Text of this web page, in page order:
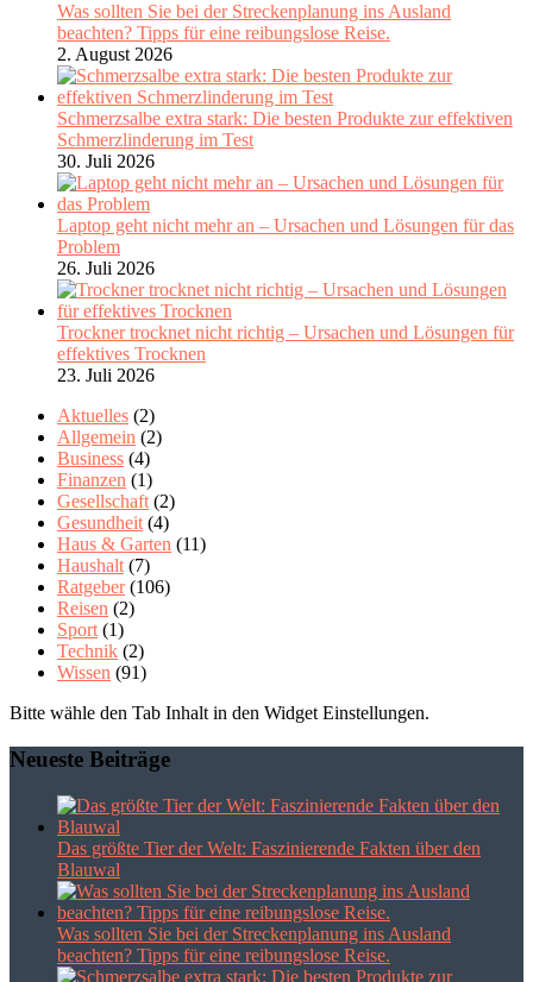
Was sollten Sie bei der Streckenplanung ins Ausland
beachten? Tipps für eine reibungslose Reise.
2. August 2026
Schmerzsalbe extra stark: Die besten Produkte zur effektiven
Schmerzlinderung im Test
30. Juli 2026
Laptop geht nicht mehr an – Ursachen und Lösungen für das
Problem
26. Juli 2026
Trockner trocknet nicht richtig – Ursachen und Lösungen für
effektives Trocknen
23. Juli 2026
Aktuelles (2)
Allgemein (2)
Business (4)
Finanzen (1)
Gesellschaft(2)
Gesundheit(4)
Haus & Garten (11)
Haushalt(7)
Ratgeber(106)
Reisen (2)
Sport(1)
Technik (2)
Wissen (91)
Bitte wähle den Tab Inhalt in den Widget Einstellungen.
Neueste Beiträge
Das größte Tier der Welt: Faszinierende Fakten über den
Blauwal
Was sollten Sie bei der Streckenplanung ins Ausland
beachten? Tipps für eine reibungslose Reise.